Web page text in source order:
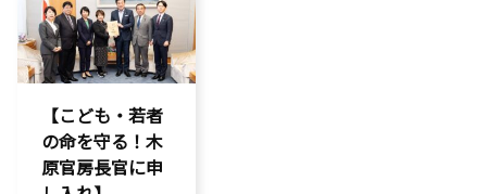
知的財産
著作権
【こども・若者
の命を守る！木
原官房長官に申